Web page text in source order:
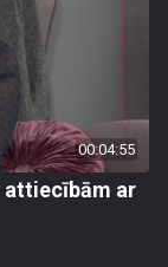
00:04:55
ar